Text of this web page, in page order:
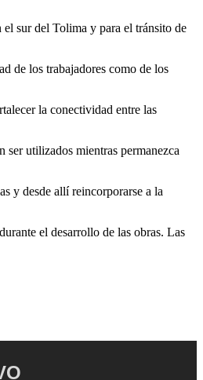
sur del Tolima y para el tránsito de
de los trabajadores como de los
la conectividad entre las
utilizados mientras permanezca
y desde allí reincorporarse a la
el desarrollo de las obras. Las